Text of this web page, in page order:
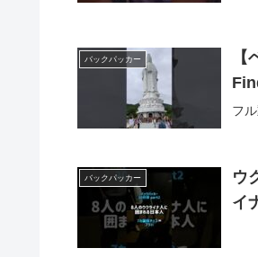
バックパッカー
フ
バックパッカー
ウ
イ